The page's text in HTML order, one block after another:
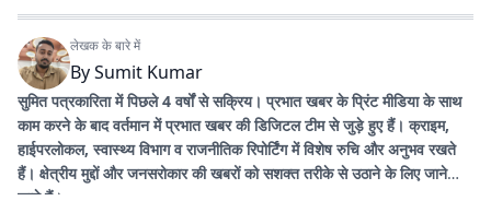
लेखक के बारे में
BySumit Kumar
सुमित पत्रकारिता में पिछले 4 वर्षों से सक्रिय। प्रभात खबर के प्रिंट मीडिया के साथ
काम करने के बाद वर्तमान में प्रभात खबर की डिजिटल टीम से जुड़े हुए हैं। क्राइम,
हाईपरलोकल, स्वास्थ्य विभाग व राजनीतिक रिपोर्टिंग में विशेष रुचि और अनुभव रखते
हैं। क्षेत्रीय मुद्दों और जनसरोकार की खबरों को सशक्त तरीके से उठाने के लिए जाने